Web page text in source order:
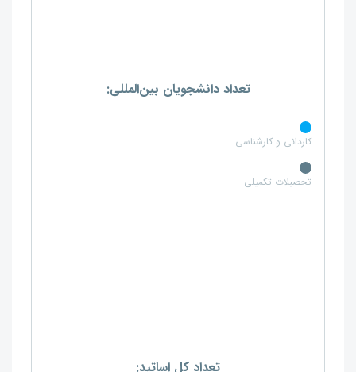
تعداد دانشجویان بین‌المللی:
کاردانی و کارشناسی
تحصبلات تکمیلی
تعداد کل اساتید: